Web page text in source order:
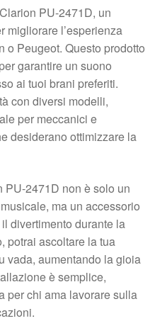
PU-2471D, un
migliorare l’esperienza
o Peugeot. Questo prodotto
garantire un suono
ai tuoi brani preferiti.
con diversi modelli,
per meccanici e
desiderano ottimizzare la
PU-2471D non è solo un
ma un accessorio
divertimento durante la
potrai ascoltare la tua
vada, aumentando la gioia
è semplice,
per chi ama lavorare sulla